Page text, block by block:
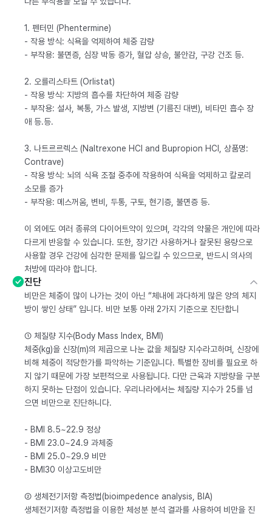
1. 펜터민 (Phentermine)
- 작용 방식: 식욕을 억제하여 체중 감량
- 부작용: 불면증, 심장 박동 증가, 혈압 상승, 불안감, 구강 건조 등.
2. 오를리스타트 (Orlistat)
- 작용 방식: 지방의 흡수를 차단하여 체중 감량
- 부작용: 설사, 복통, 가스 발생, 지방변 (기름진 대변), 비타민 흡수 장
애 등.등.
3. 나트르르렉스 (Naltrexone HCl and Bupropion HCl, 상품명:
Contrave)
- 작용 방식: 뇌의 식욕 조절 중추에 작용하여 식욕을 억제하고 칼로리
소모를 증가
- 부작용: 메스꺼움, 변비, 두통, 구토, 현기증, 불면증 등.
이 외에도 여러 종류의 다이어트약이 있으며, 각각의 약물은 개인에 따라
다르게 반응할 수 있습니다. 또한, 장기간 사용하거나 잘못된 용량으로
사용할 경우 건강에 심각한 문제를 일으킬 수 있으므로, 반드시 의사의
처방에 따라야 합니다.
진단
비만은 체중이 많이 나가는 것이 아닌 “체내에 과다하게 많은 양의 체지
방이 쌓인 상태” 입니다. 비만 보통 아래 2가지 기준으로 진단합니
① 체질량 지수(Body Mass Index, BMI)
체중(kg)을 신장(m)의 제곱으로 나눈 값을 체질량 지수라고하며, 신장에
비해 체중이 적당한가를 파악하는 기준입니다. 특별한 장비를 필요로 하
지 않기 때문에 가장 보편적으로 사용됩니다. 다만 근육과 지방량을 구분
하지 못하는 단점이 있습니다. 우리나라에서는 체질량 지수가 25를 넘
으면 비만으로 진단하니다.
- BMI 8.5~22.9 정상
- BMI 23.0~24.9 과체중
- BMI 25.0~29.9 비만
- BMI30 이상고도비만
② 생체전기저항 측정법(bioimpedence analysis, BIA)
생체전기저항 측정법을 이용한 체성분 분석 결과를 사용하여 비만을 진